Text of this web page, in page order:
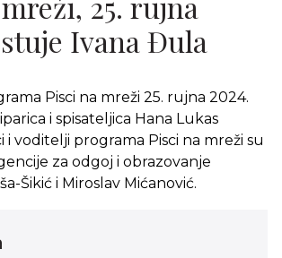
Ivana Đula
Pisci na mreži 25. rujna 2024.
i spisateljica Hana Lukas
i voditelji programa Pisci na mreži su
za odgoj i obrazovanje
Šikić i Miroslav Mićanović.